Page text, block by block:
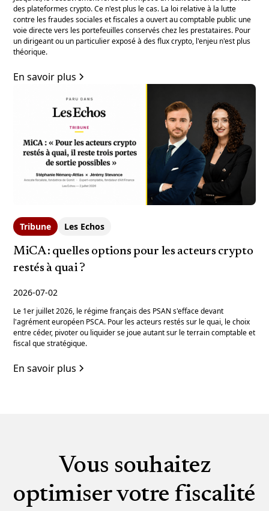
des plateformes crypto. Ce n'est plus le cas. La loi relative à la lutte
contre les fraudes sociales et fiscales a ouvert au comptable public une
voie directe vers les portefeuilles conservés chez les prestataires. Pour
un dirigeant ou un particulier exposé à des flux crypto, l'enjeu n'est plus
théorique.
En savoir plus
Tribune Les Echos
MiCA : quelles options pour les acteurs crypto
restés à quai ?
2026-07-02
Le 1er juillet 2026, le régime français des PSAN s'efface devant
l'agrément européen PSCA. Pour les acteurs restés sur le quai, le choix
entre céder, pivoter ou liquider se joue autant sur le terrain comptable et
fiscal que stratégique.
En savoir plus
Vous souhaitez
optimiser votre fiscalité